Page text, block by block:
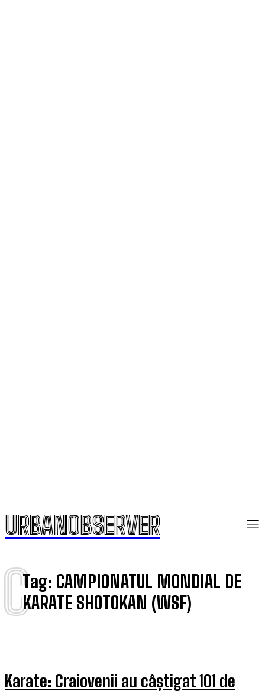
URBANOBSERVER
Tag: CAMPIONATUL MONDIAL DE
KARATE SHOTOKAN (WSF)
C
Karate: Craiovenii au câștigat 101 de